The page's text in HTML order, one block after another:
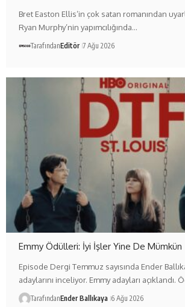
Bret Easton Ellis’in çok satan romanından
Ryan Murphy’nin yapımcılığında…
TarafındanEditör 7 Ağu 2026
Emmy Ödülleri: İyi İşler Yine De Mümkün
Episode Dergi Temmuz sayısında Ender
adaylarını inceliyor. Emmy adayları açıklandı.
TarafındanEnder Ballıkaya 6 Ağu 2026